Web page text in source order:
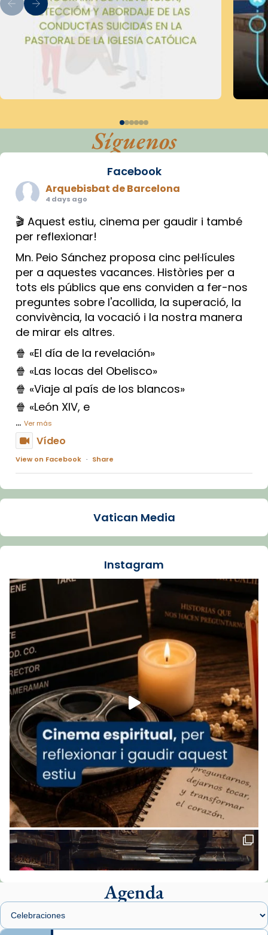
Síguenos
Facebook
Arquebisbat de Barcelona
4 days ago
🎬 Aquest estiu, cinema per gaudir i també
per reflexionar!
Mn. Peio Sánchez proposa cinc pel·lícules
per a aquestes vacances. Històries per a
tots els públics que ens conviden a fer-nos
preguntes sobre l'acollida, la superació, la
convivència, la vocació i la nostra manera
de mirar els altres.
🍿 «El día de la revelación»
🍿 «Las locas del Obelisco»
🍿 «Viaje al país de los blancos»
🍿 «León XIV, e
... Ver más
Vídeo
View on Facebook · Share
Arquebisbat de Barcelona
La Carmina va patir depressió. Fa gairebé
dos mesos, a l'Estadi Lluís Companys, la
Recupera l'entrevista comp
Vatican
tican News 👇
www.vaticannews.va/es/iglesia/news/2026-
07/carmina-historia-depresion-papa-viaje-
espana-testimoni...
Foto
View on Facebook · Share
Arquebisbat de Barcelona
2 weeks ago
«Avui les santes Juliana i Semproniana ens
ajuden a alçar la mirada»
Mons. Sergi Gordo, bisbe de Tortosa, ha
presidit aquest 27 de juliol la missa de Les
Santes de Mataró.
🔗tinyurl.com/cvu5jmbk
📸 J. Merino
Vatican Media
Instagram
Agenda